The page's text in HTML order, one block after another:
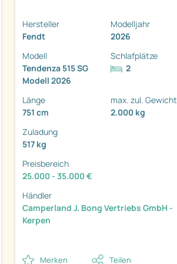
Hersteller
Fendt
Modelljahr
2026
Modell
Tendenza 515 SG
Modell 2026
Schlafplätze
2
Länge
751 cm
max. zul. Gewicht
2.000 kg
Zuladung
517 kg
Preisbereich
25.000 - 35.000 €
Händler
Camperland J. Bong Vertriebs GmbH -
Kerpen
Merken Teilen